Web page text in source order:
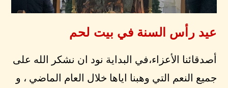
عيد رأس السنة في بيت لحم
أصدقائنا الأعزاء،في البداية نود ان نشكر الله على
جميع النعم التي وهبنا اياها خلال العام الماضي ، و